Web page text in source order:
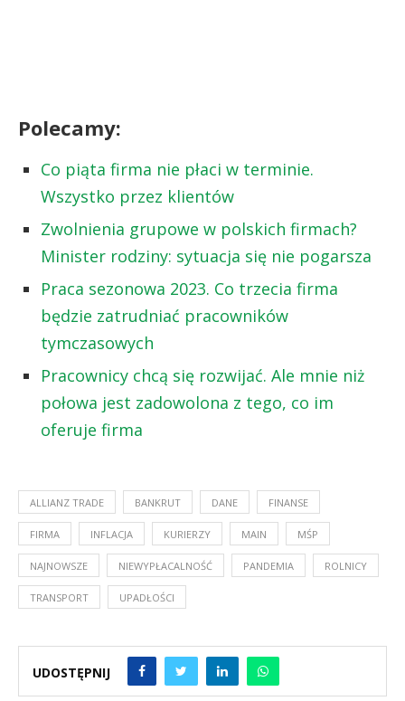
Polecamy:
Co piąta firma nie płaci w terminie.
Wszystko przez klientów
Zwolnienia grupowe w polskich firmach?
Minister rodziny: sytuacja się nie pogarsza
Praca sezonowa 2023. Co trzecia firma
będzie zatrudniać pracowników
tymczasowych
Pracownicy chcą się rozwijać. Ale mnie niż
połowa jest zadowolona z tego, co im
oferuje firma
ALLIANZ TRADE BANKRUT DANE FINANSE
FIRMA INFLACJA KURIERZY MAIN MŚP
NAJNOWSZE NIEWYPŁACALNOŚĆ PANDEMIA ROLNICY
TRANSPORT UPADŁOŚCI
UDOSTĘPNIJ